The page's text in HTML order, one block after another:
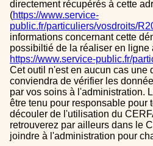
directement récupérés à cette
(https://www.service-
public.fr/particuliers/vosdroits/
informations concernant cette
possibiltié de la réaliser en ligne
https://www.service-public.fr/
Cet outil n'est en aucun cas une
conviendra de vérifier les
par vos soins à l'administration.
être tenu pour responsable pour
découler de l'utilisation du
retrouverez par ailleurs dans le
joindre à l'administration pour